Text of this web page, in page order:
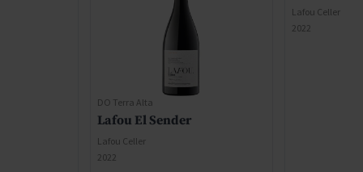
DO Terra Alta
Lafou El Sender
Lafou Celler
2022
Lafou Celler
2022